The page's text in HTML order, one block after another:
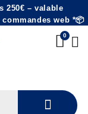
250€ – valable
web *📦